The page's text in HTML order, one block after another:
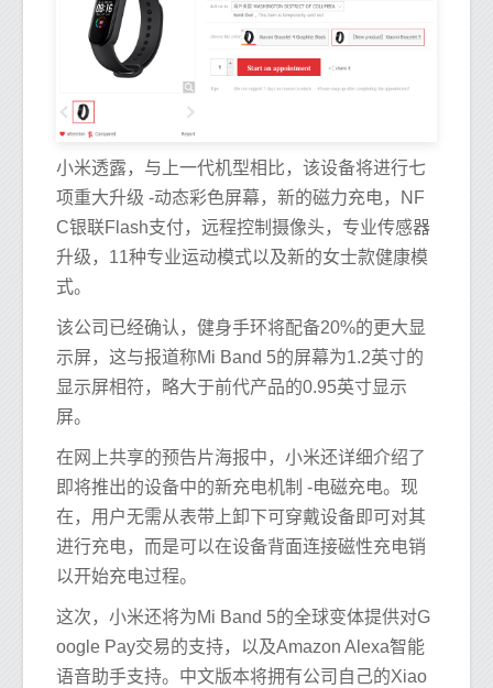
小米透露，与上一代机型相比，该设备将进行七
项重大升级 -动态彩色屏幕，新的磁力充电，NF
C银联Flash支付，远程控制摄像头，专业传感器
升级，11种专业运动模式以及新的女士款健康模
式。
该公司已经确认，健身手环将配备20%的更大显
示屏，这与报道称Mi Band 5的屏幕为1.2英寸的
显示屏相符，略大于前代产品的0.95英寸显示
屏。
在网上共享的预告片海报中，小米还详细介绍了
即将推出的设备中的新充电机制 -电磁充电。现
在，用户无需从表带上卸下可穿戴设备即可对其
进行充电，而是可以在设备背面连接磁性充电销
以开始充电过程。
这次，小米还将为Mi Band 5的全球变体提供对G
oogle Pay交易的支持，以及Amazon Alexa智能
语音助手支持。中文版本将拥有公司自己的Xiao